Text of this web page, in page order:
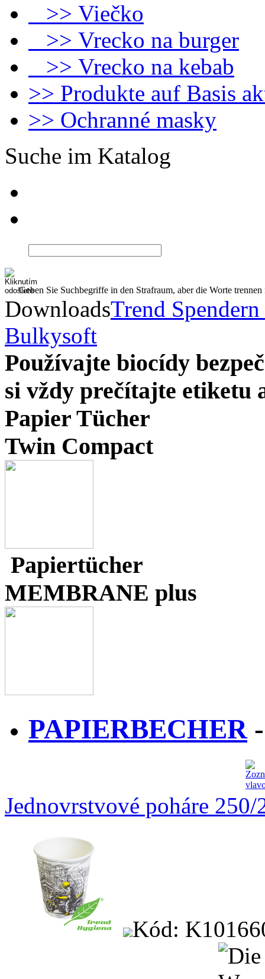
>> Viečko
>> Vrecko na burger
>> Vrecko na kebab
>> Produkte auf Basis
>> Ochranné masky
Suche im Katalog
Geben Sie Suchbegriffe in den Strafraum, aber die Worte
DownloadsTrend
Bulkysoft
Používajte biocídy
si vždy prečítajte etiketu
Papier Tücher
Twin Compact
Papiertücher
MEMBRANE plus
PAPIERBECHER
Jednovrstvové poháre
Kód: